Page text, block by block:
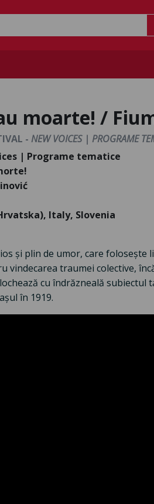
moarte! /
- NEW VOICES | PROGRAME
| Programe tematice
Italy, Slovenia
și plin de umor, care folosește
vindecarea traumei colective,
cu îndrăzneală
în 1919.